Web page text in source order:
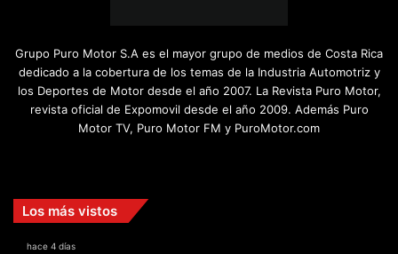
Grupo Puro Motor S.A es el mayor grupo de medios de Costa Rica
dedicado a la cobertura de los temas de la Industria Automotriz y
los Deportes de Motor desde el año 2007. La Revista Puro Motor,
revista oficial de Expomovil desde el año 2009. Además Puro
Motor TV, Puro Motor FM y PuroMotor.com
Los más vistos
hace 4 días